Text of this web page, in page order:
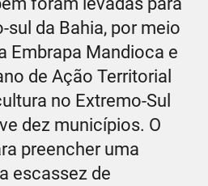
da Bahia, por meio
Embrapa Mandioca e
de Ação Territorial
no Extremo-Sul
dez municípios. O
preencher uma
escassez de